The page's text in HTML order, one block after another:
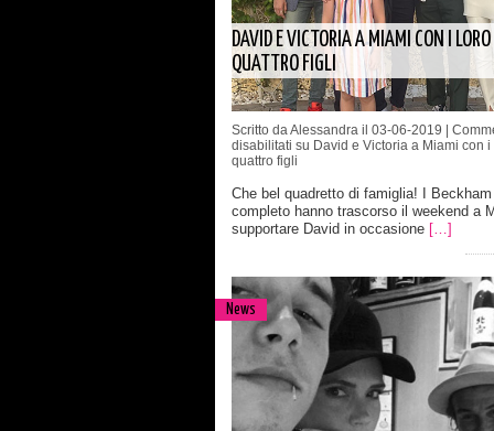
DAVID E VICTORIA A MIAMI CON I LORO
QUATTRO FIGLI
Scritto da Alessandra il 03-06-2019 |
disabilitati su David e Victoria a Miami con i
quattro figli
Che bel quadretto di famiglia! I
completo hanno trascorso il weekend a
supportare David in occasione […]
News